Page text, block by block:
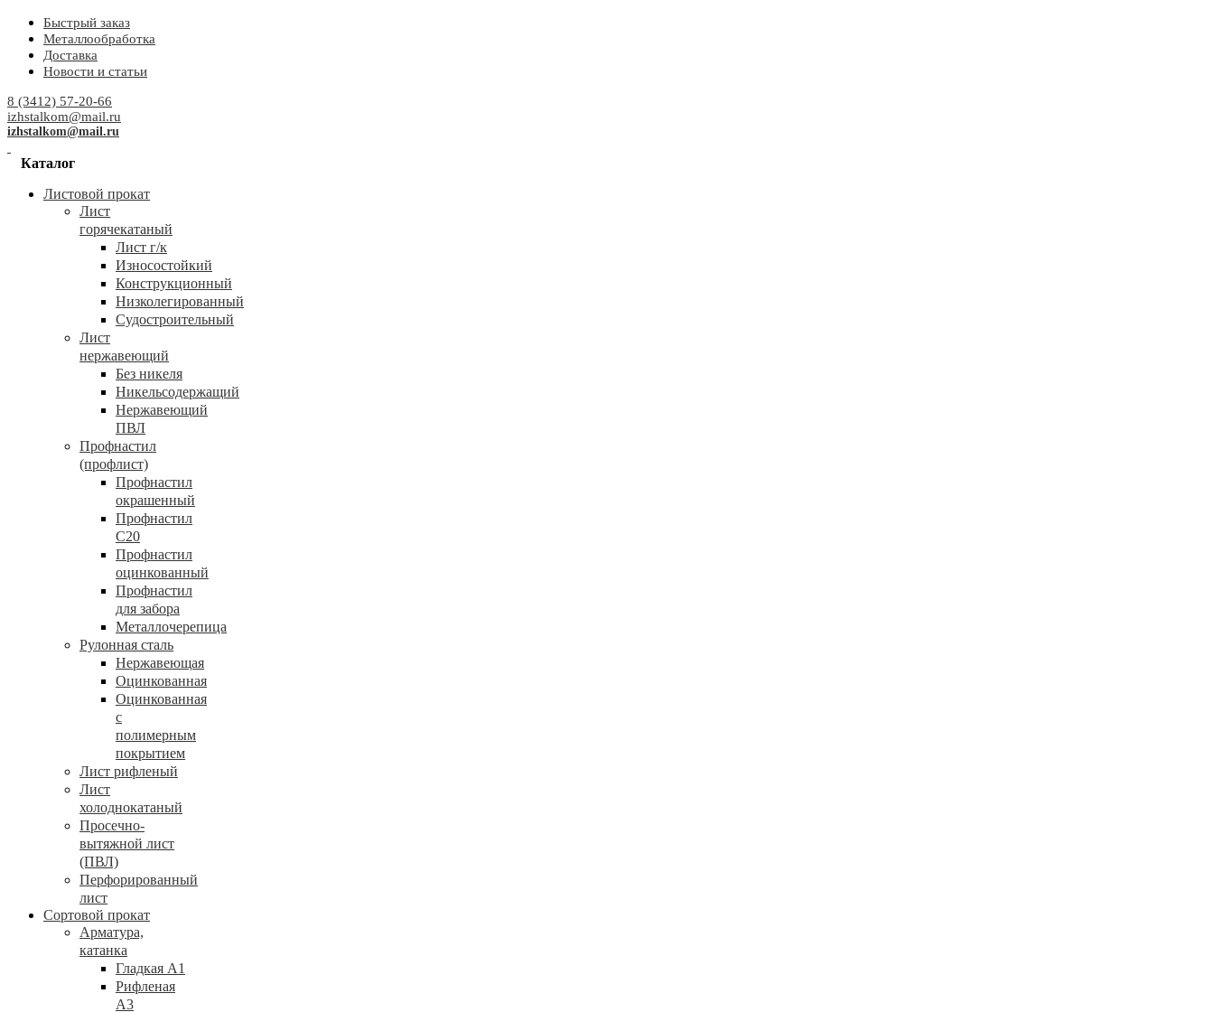
Быстрый заказ
Металлообработка
Доставка
Новости и статьи
8 (3412) 57-20-66
izhstalkom@mail.ru
izhstalkom@mail.ru
Каталог
Листовой прокат
Лист
горячекатаный
Лист г/к
Износостойкий
Конструкционный
Низколегированный
Судостроительный
Лист
нержавеющий
Без никеля
Никельсодержащий
Нержавеющий
ПВЛ
Профнастил
(профлист)
Профнастил
окрашенный
Профнастил
С20
Профнастил
оцинкованный
Профнастил
для забора
Металлочерепица
Рулонная сталь
Нержавеющая
Оцинкованная
Оцинкованная
с
полимерным
покрытием
Лист рифленый
Лист
холоднокатаный
Просечно-
вытяжной лист
(ПВЛ)
Перфорированный
лист
Сортовой прокат
Арматура,
катанка
Гладкая А1
Рифленая
А3